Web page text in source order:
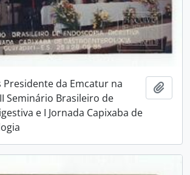
Presidente da Emcatur na
Seminário Brasileiro de
e I Jornada Capixaba de